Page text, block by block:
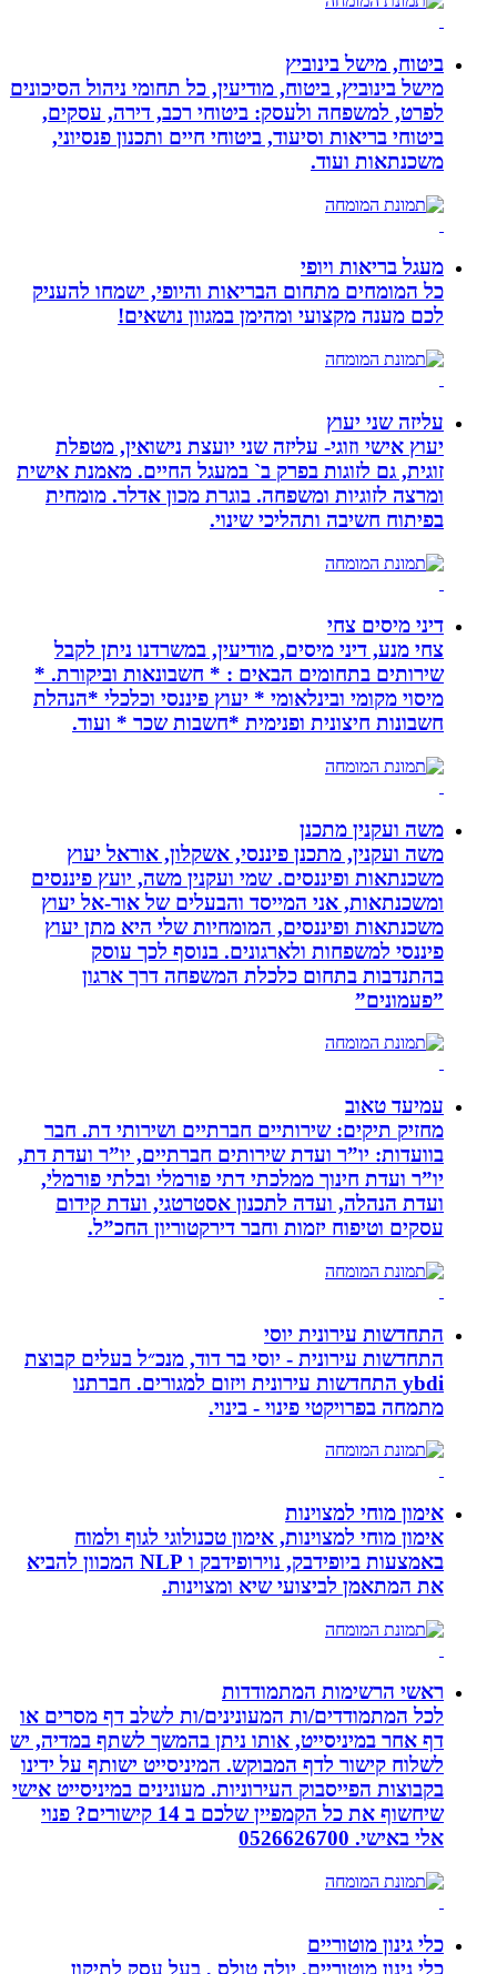
ביטוח, מישל בינוביץ
מישל בינוביץ, ביטוח, מודיעין, כל תחומי ניהול הסיכונים
לפרט, למשפחה ולעסק: ביטוחי רכב, דירה, עסקים,
ביטוחי בריאות וסיעוד, ביטוחי חיים ותכנון פנסיוני,
משכנתאות ועוד.
מעגל בריאות ויופי
כל המומחים מתחום הבריאות והיופי, ישמחו להעניק
לכם מענה מקצועי ומהימן במגוון נושאים!
עליזה שני יעוץ
יעוץ אישי וזוגי- עליזה שני יועצת נישואין, מטפלת
זוגית, גם לזוגות בפרק ב` במעגל החיים. מאמנת אישית
ומרצה לזוגיות ומשפחה. בוגרת מכון אדלר. מומחית
בפיתוח חשיבה ותהליכי שינוי.
דיני מיסים צחי
צחי מנע, דיני מיסים, מודיעין, במשרדנו ניתן לקבל
שירותים בתחומים הבאים : * חשבונאות וביקורת. *
מיסוי מקומי ובינלאומי * יעוץ פיננסי וכלכלי *הנהלת
חשבונות חיצונית ופנימית *חשבות שכר * ועוד.
משה ועקנין מתכנן
משה ועקנין, מתכנן פיננסי, אשקלון, אוראל יעוץ
משכנתאות ופיננסים. שמי ועקנין משה, יועץ פיננסים
ומשכנתאות, אני המייסד והבעלים של אור-אל יעוץ
משכנתאות ופיננסים, המומחיות שלי היא מתן יעוץ
פיננסי למשפחות ולארגונים. בנוסף לכך עוסק
בהתנדבות בתחום כלכלת המשפחה דרך ארגון
”פעמונים”
עמיעד טאוב
מחזיק תיקים: שירותיים חברתיים ושירותי דת. חבר
בוועדות: יו”ר ועדת שירותים חברתיים, יו”ר ועדת דת,
יו”ר ועדת חינוך ממלכתי דתי פורמלי ובלתי פורמלי,
ועדת הנהלה, ועדה לתכנון אסטרטגי, ועדת קידום
עסקים וטיפוח יזמות וחבר דירקטוריון החכ”ל.
התחדשות עירונית יוסי
התחדשות עירונית - יוסי בר דוד, מנכ״ל בעלים קבוצת
ybdi התחדשות עירונית ויזום למגורים. חברתנו
מתמחה בפרויקטי פינוי - בינוי.
אימון מוחי למצוינות
אימון מוחי למצוינות, אימון טכנולוגי לגוף ולמוח
באמצעות ביופידבק, נוירופידבק ו NLP המכוון להביא
את המתאמן לביצועי שיא ומצוינות.
ראשי הרשימות המתמודדות
לכל המתמודדים/ות המעונינים/ות לשלב דף מסרים או
דף אחר במיניסייט, אותו ניתן בהמשך לשתף במדיה, יש
לשלוח קישור לדף המבוקש. המיניסייט ישותף על ידינו
בקבוצות הפייסבוק העירוניות. מעונינים במיניסייט אישי
שיחשוף את כל הקמפיין שלכם ב 14 קישורים? פנוי
אלי באישי. 0526626700
כלי גינון מוטוריים
כלי גינון מוטוריים, יולה טולס , בעל עסק לתיקון